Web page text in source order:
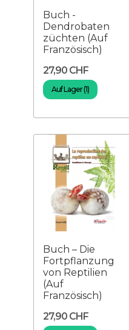
Buch -
Dendrobaten
züchten (Auf
Französisch)
27,90 CHF
Auf Lager (1)
Buch – Die
Fortpflanzung
von Reptilien
(Auf
Französisch)
27,90 CHF